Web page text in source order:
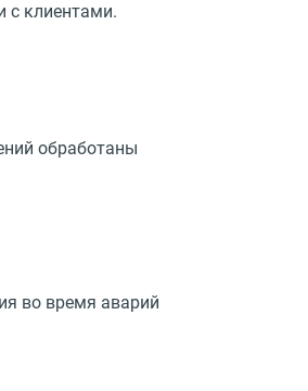
с клиентами.
обработаны
во время аварий